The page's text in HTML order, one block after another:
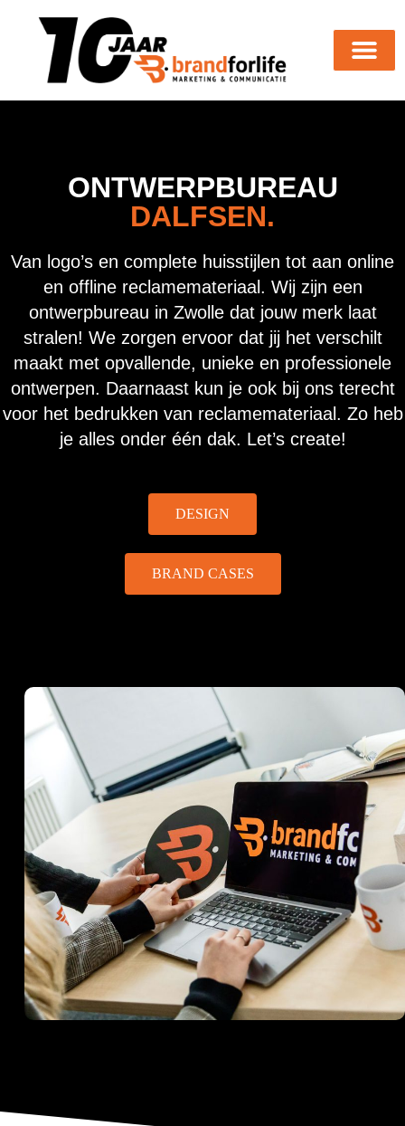
ONTWERPBUREAU
DALFSEN.
Van logo’s en complete huisstijlen tot aan online
en offline reclamemateriaal. Wij zijn een
ontwerpbureau in Zwolle dat jouw merk laat
stralen! We zorgen ervoor dat jij het verschilt
maakt met opvallende, unieke en professionele
ontwerpen. Daarnaast kun je ook bij ons terecht
voor het bedrukken van reclamemateriaal. Zo heb
je alles onder één dak. Let’s create!
DESIGN
BRAND CASES